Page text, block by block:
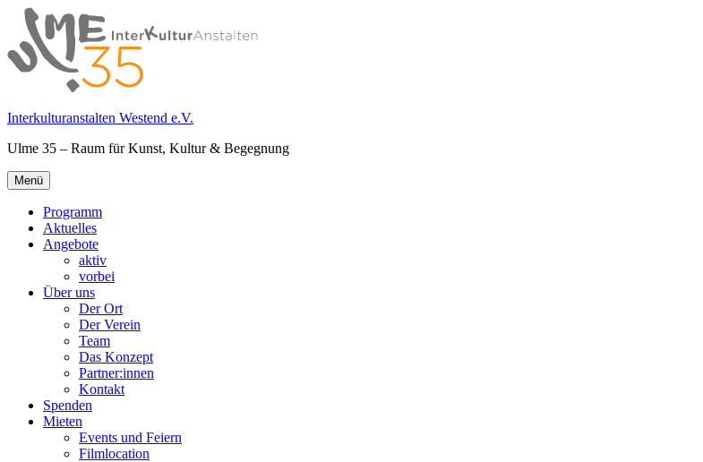
Springe
zum
Inhalt
Interkulturanstalten Westend e.V.
Ulme 35 – Raum für Kunst, Kultur & Begegnung
Primäres
Menü
Menü
Programm
Aktuelles
Angebote
aktiv
vorbei
Über uns
Der Ort
Der Verein
Team
Das Konzept
Partner:innen
Kontakt
Spenden
Mieten
Events und Feiern
Filmlocation